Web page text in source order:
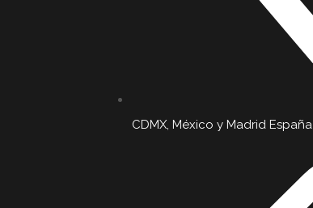
CDMX, México y Madrid España